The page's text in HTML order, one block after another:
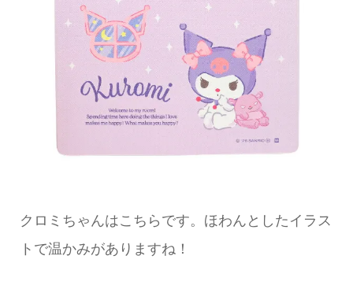
クロミちゃんはこちらです。ほわんとしたイラス
トで温かみがありますね！